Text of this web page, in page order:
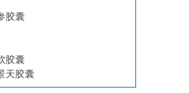
胶囊
胶囊
天胶囊